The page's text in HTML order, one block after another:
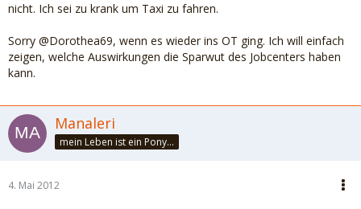
nicht. Ich sei zu krank um Taxi zu fahren.
Sorry @Dorothea69, wenn es wieder ins OT ging. Ich will einfach
zeigen, welche Auswirkungen die Sparwut des Jobcenters haben
kann.
Manaleri
mein Leben ist ein Ponyhof....
4. Mai 2012